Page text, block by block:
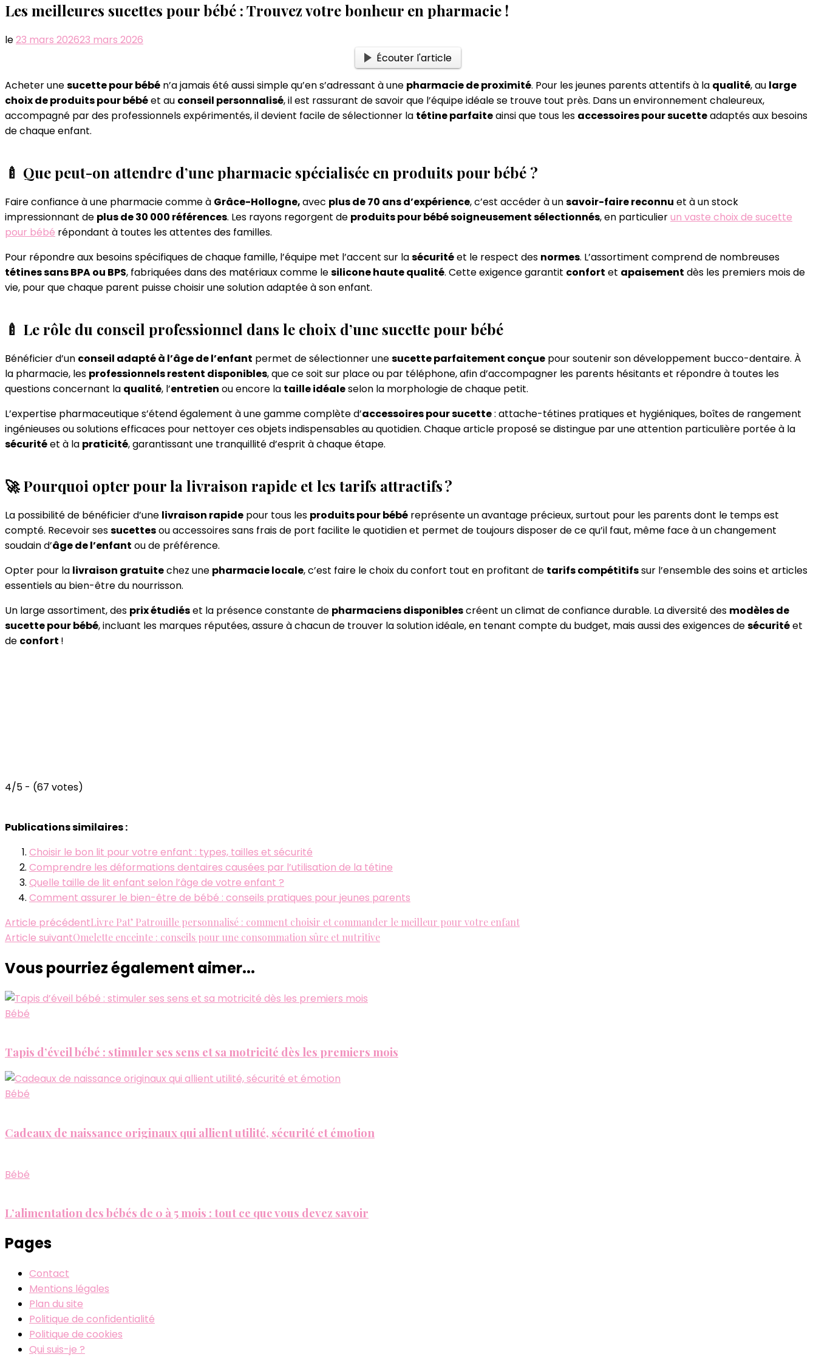
Les meilleures sucettes pour bébé : Trouvez votre bonheur en pharmacie !
le23 mars 202623 mars 2026
Écouter l'article
Acheter unesucette pour bébé n’a jamais été aussi simple qu’en s’adressant à une pharmacie de proximité. Pour les jeunes parents attentifs à la qualité, au large
choix de produits pour bébéet au conseil personnalisé, il est rassurant de savoir que l’équipe idéale se trouve tout près. Dans un environnement chaleureux,
accompagné par des professionnels expérimentés, il devient facile de sélectionner la tétine parfaiteainsi que tous les accessoires pour sucetteadaptés aux besoins
de chaque enfant.
🍼 Que peut-on attendre d’une pharmacie spécialisée en produits pour bébé ?
Faire confiance à une pharmacie comme à Grâce-Hollogne,avec plus de 70 ans d’expérience, c’est accéder à unsavoir-faire reconnu et à un stock
impressionnant de plus de 30 000 références. Les rayons regorgent de produits pour bébé soigneusement sélectionnés, en particulierun vaste choix de sucette
pour bébé répondant à toutes les attentes des familles.
Pour répondre aux besoins spécifiques de chaque famille, l’équipe met l’accent sur lasécuritéet le respect des normes. L’assortiment comprend de nombreuses
tétines sans BPA ou BPS, fabriquées dans des matériaux comme lesilicone haute qualité. Cette exigence garantit confort et apaisement dès les premiers mois de
vie, pour que chaque parent puisse choisir une solution adaptée à son enfant.
🍼 Le rôle du conseil professionnel dans le choix d’une sucette pour bébé
Bénéficier d’un conseil adapté à l’âge de l’enfant permet de sélectionner unesucette parfaitement conçue pour soutenir son développement bucco-dentaire. À
la pharmacie, les professionnels restent disponibles, que ce soit sur place ou par téléphone, afin d’accompagner les parents hésitants et répondre à toutes les
questions concernant la qualité, l’entretien ou encore la taille idéaleselon la morphologie de chaque petit.
L’expertise pharmaceutique s’étend également à une gamme complète d’accessoires pour sucette: attache-tétines pratiques et hygiéniques, boîtes de rangement
ingénieuses ou solutions efficaces pour nettoyer ces objets indispensables au quotidien. Chaque article proposé se distingue par une attention particulière portée à la
sécuritéet à la praticité, garantissant une tranquillité d’esprit à chaque étape.
🚀 Pourquoi opter pour la livraison rapide et les tarifs attractifs ?
La possibilité de bénéficier d’une livraison rapide pour tous les produits pour bébé représente un avantage précieux, surtout pour les parents dont le temps est
compté. Recevoir sessucettesou accessoires sans frais de port facilite le quotidien et permet de toujours disposer de ce qu’il faut, même face à un changement
soudain d’âge de l’enfant ou de préférence.
Opter pour la livraison gratuitechez une pharmacie locale, c’est faire le choix du confort tout en profitant de tarifs compétitifssur l’ensemble des soins et articles
essentiels au bien-être du nourrisson.
Un large assortiment, des prix étudiéset la présence constante de pharmaciens disponiblescréent un climat de confiance durable. La diversité des modèles de
sucette pour bébé, incluant les marques réputées, assure à chacun de trouver la solution idéale, en tenant compte du budget, mais aussi des exigences desécuritéet
de confort !
4/5 - (67 votes)
Publications similaires :
Choisir le bon lit pour votre enfant : types, tailles et sécurité
Comprendre les déformations dentaires causées par l’utilisation de la tétine
Quelle taille de lit enfant selon l’âge de votre enfant ?
Comment assurer le bien-être de bébé : conseils pratiques pour jeunes parents
Navigation
d'article
Article précédentLivre Pat’ Patrouille personnalisé : comment choisir et commander le meilleur pour votre enfant
Article suivantOmelette enceinte : conseils pour une consommation sûre et nutritive
Vous pourriez également aimer...
Bébé
Tapis d’éveil bébé : stimuler ses sens et sa motricité dès les premiers mois
Bébé
Cadeaux de naissance originaux qui allient utilité, sécurité et émotion
Bébé
L’alimentation des bébés de 0 à 5 mois : tout ce que vous devez savoir
Pages
Contact
Mentions légales
Plan du site
Politique de confidentialité
Politique de cookies
Qui suis-je ?